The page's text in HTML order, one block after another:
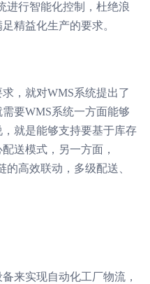
进行智能化控制，杜绝浪
精益化生产的要求。
，就对WMS系统提出了
要WMS系统一方面能够
就是能够支持要基于库存
送模式，另一方面，
高效联动，多级配送、
来实现自动化工厂物流，